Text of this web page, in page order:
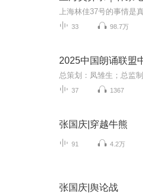
33 98.7万
2025中国朗诵联盟
37 1367
张国庆|穿越牛熊
91 4.2万
张国庆|舆论战